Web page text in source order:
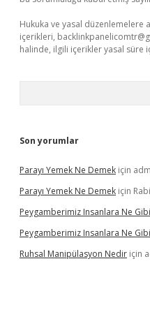
Hukuka ve yasal düzenlemelere
içerikleri,
halinde, ilgili içerikler yasal süre
Son yorumlar
Parayı Yemek Ne Demek için
Parayı Yemek Ne Demek için
Peygamberimiz Insanlara Ne Gibi
Peygamberimiz Insanlara Ne Gibi
Ruhsal Manipülasyon Nedir için